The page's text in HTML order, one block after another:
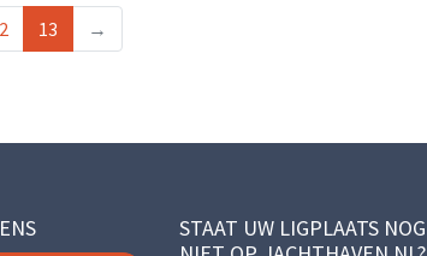
13 →
STAAT UW LIGPLAATS NOG